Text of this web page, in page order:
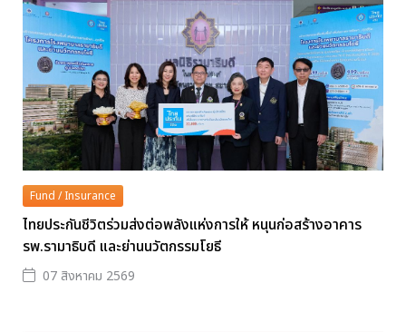
Fund / Insurance
ไทยประกันชีวิตร่วมส่งต่อพลังแห่งการให้ หนุนก่อสร้างอาคาร
รพ.รามาธิบดี และย่านนวัตกรรมโยธี
07 สิงหาคม 2569